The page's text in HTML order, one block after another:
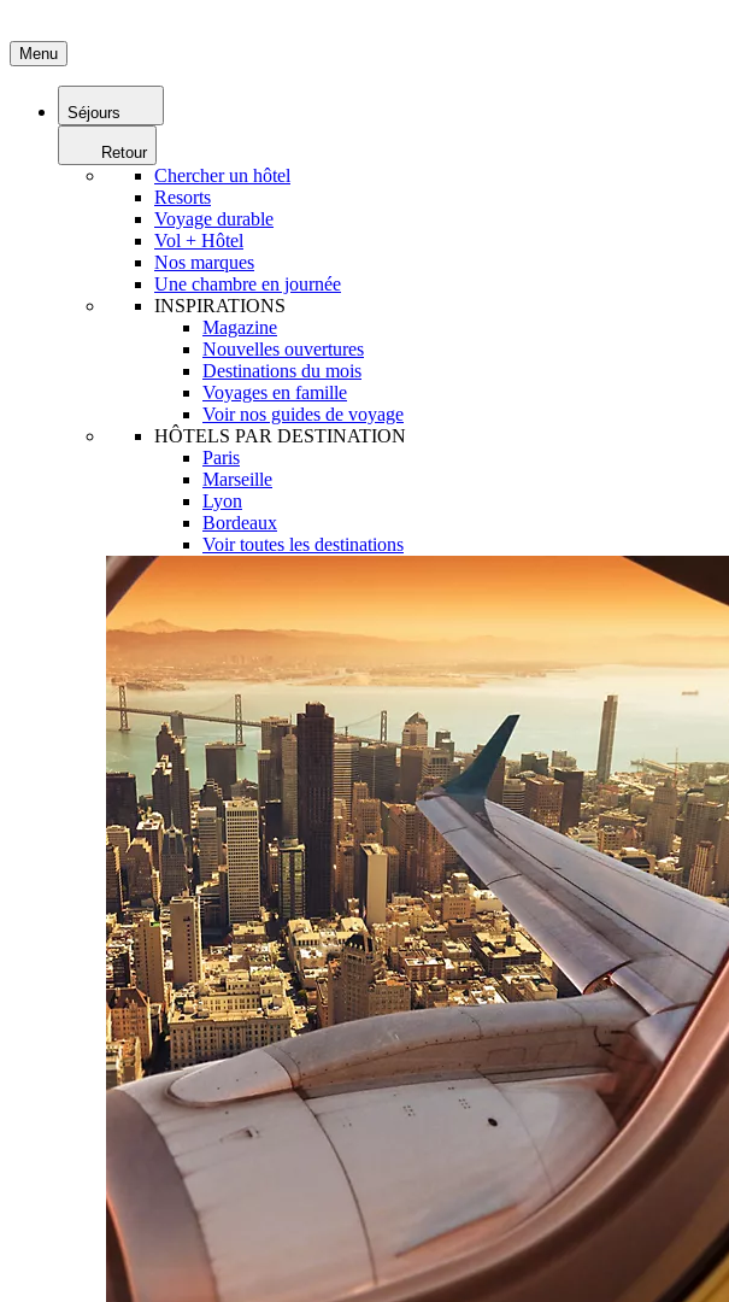
Menu
Séjours
Retour
Chercher un hôtel
Resorts
Voyage durable
Vol + Hôtel
Nos marques
Une chambre en journée
INSPIRATIONS
Magazine
Nouvelles ouvertures
Destinations du mois
Voyages en famille
Voir nos guides de voyage
HÔTELS PAR DESTINATION
Paris
Marseille
Lyon
Bordeaux
Voir toutes les destinations